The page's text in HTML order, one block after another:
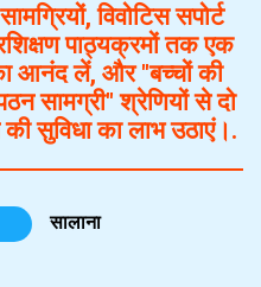
विवोटिस सपोर्ट
पाठ्यक्रमों तक एक
आनंद लें, और "बच्चों की
सामग्री" श्रेणियों से दो
सुविधा का लाभ उठाएं।.
सालाना